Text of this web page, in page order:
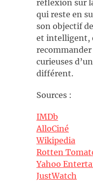
réflexion sur
qui reste en
son objectif
et intelligent,
curieuses
différent.
Sources :
IMDb
AlloCiné
Wikipedia
Rotten
Yahoo
JustWatch